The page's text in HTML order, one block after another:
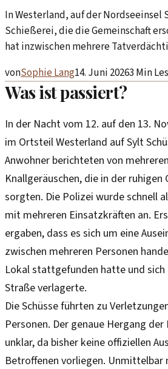
In Westerland, auf der Nordseeinsel
Schießerei, die die Gemeinschaft
hat inzwischen mehrere
vonSophie Lang14. Juni 20263 Min
Was ist passiert?
In der Nacht vom 12. auf den 13.
im Ortsteil Westerland auf Sylt
Anwohner berichteten von
Knallgeräuschen, die in der ruhigen
sorgten. Die Polizei wurde schnell
mit mehreren Einsatzkräften an.
ergaben, dass es sich um eine
zwischen mehreren Personen
Lokal stattgefunden hatte und sich
Straße verlagerte.
Die Schüsse führten zu
Personen. Der genaue Hergang
unklar, da bisher keine offiziellen
Betroffenen vorliegen. Unmittelbar